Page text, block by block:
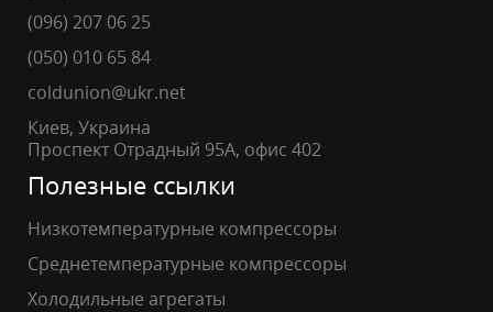
(096) 207 06 25
(050) 010 65 84
coldunion@ukr.net
Киев, Украина
Проспект Отрадный 95А, офис 402
Полезные ссылки
Низкотемпературные компрессоры
Среднетемпературные компрессоры
Холодильные агрегаты